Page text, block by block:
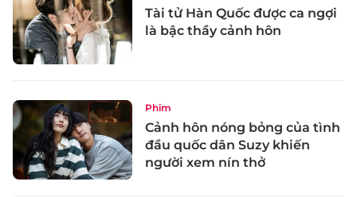
Tài tử Hàn Quốc được ca ngợi
là bậc thầy cảnh hôn
Phim
Cảnh hôn nóng bỏng của tình
đầu quốc dân Suzy khiến
người xem nín thở